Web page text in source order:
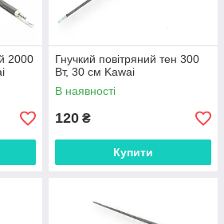
2000
Гнучкий повітряний тен 300
Вт, 30 см Kawai
В наявності
120 ₴
Купити